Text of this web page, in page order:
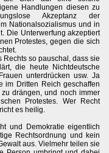
Handlungen diesen zu
Akzeptanz der
Nationalsozialismus und in
Die Unterwerfung akzeptiert
Protestes, gegen die sich
so pauschal, dass sie
die heute Nichtdeutsche
unterdrücken usw. Ja
im Dritten Reich geschaffen
drängen, und noch immer
Protestes. Wer Recht
es heilig.
und Demokratie eigentlich
Rechtsordnung und kein
aus. Vielmehr teilen sie